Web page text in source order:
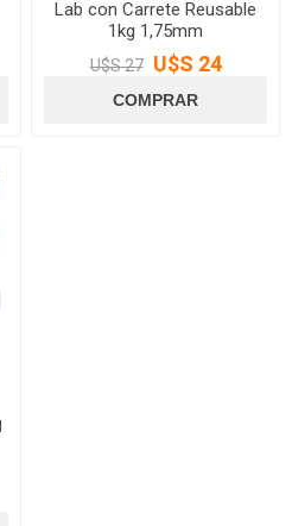
Lab con Carrete Reusable
1kg 1,75mm
U$S 27 U$S 24